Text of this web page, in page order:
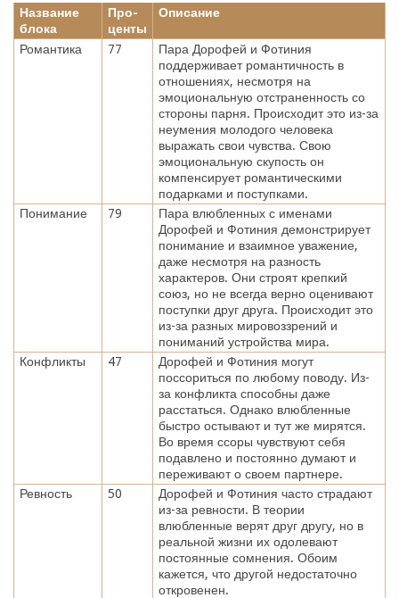
Название
блока
Про-
центы
Описание
Романтика 77
Пара Дорофей и Фотиния
поддерживает романтичность в
отношениях, несмотря на
эмоциональную отстраненность со
стороны парня. Происходит это из-за
неумения молодого человека
выражать свои чувства. Свою
эмоциональную скупость он
компенсирует романтическими
подарками и поступками.
Понимание
79
Пара влюбленных с именами
Дорофей и Фотиния демонстрирует
понимание и взаимное уважение,
даже несмотря на разность
характеров. Они строят крепкий
союз, но не всегда верно оценивают
поступки друг друга. Происходит это
из-за разных мировоззрений и
пониманий устройства мира.
Конфликты
47
Дорофей и Фотиния могут
поссориться по любому поводу. Из-
за конфликта способны даже
расстаться. Однако влюбленные
быстро остывают и тут же мирятся.
Во время ссоры чувствуют себя
подавлено и постоянно думают и
переживают о своем партнере.
Ревность
50
Дорофей и Фотиния часто страдают
из-за ревности. В теории
влюбленные верят друг другу, но в
реальной жизни их одолевают
постоянные сомнения. Обоим
кажется, что другой недостаточно
откровенен.